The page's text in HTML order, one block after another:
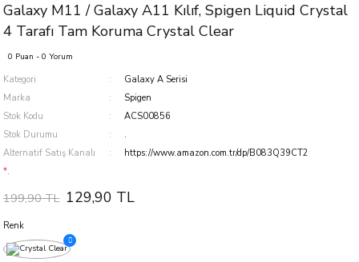
Galaxy M11 / Galaxy A11 Kılıf, Spigen Liquid Crystal
4 Tarafı Tam Koruma Crystal Clear
0 Puan - 0 Yorum
Kategori
Galaxy A Serisi
Marka
Spigen
Stok Kodu
ACS00856
Stok Durumu
.
Alternatif Satış Kanalı
https://www.amazon.com.tr/dp/B083Q39CT2
*.
199,90 TL 129,90 TL
Renk